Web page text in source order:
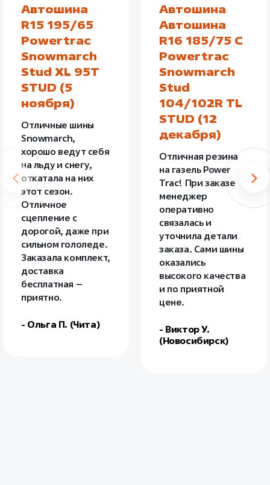
Автошина
R15 195/65
Powertrac
Snowmarch
Stud XL 95T
STUD (5
ноября)
Отличные шины
Snowmarch,
хорошо ведут себя
на льду и снегу,
откатала на них
этот сезон.
Отличное
сцепление с
дорогой, даже при
сильном гололеде.
Заказала комплект,
доставка
бесплатная –
приятно.
- Ольга П. (Чита)
Автошина
Автошина
R16 185/75 C
Powertrac
Snowmarch
Stud
104/102R TL
STUD (12
декабря)
Отличная резина
на газель Power
Trac! При заказе
менеджер
оперативно
связалась и
уточнила детали
заказа. Сами шины
оказались
высокого качества
и по приятной
цене.
- Виктор У.
(Новосибирск)